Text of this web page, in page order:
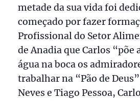
metade da sua vida foi
começado por fazer
Profissional do Setor
de Anadia que Carlos “põe
água na boca os
trabalhar na “Pão de
Neves e Tiago Pessoa,